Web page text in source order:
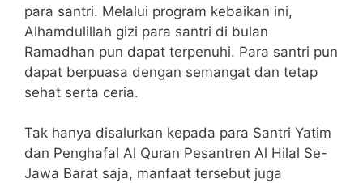
para santri. Melalui program kebaikan ini,
Alhamdulillah gizi para santri di bulan
Ramadhan pun dapat terpenuhi. Para santri pun
dapat berpuasa dengan semangat dan tetap
sehat serta ceria.
Tak hanya disalurkan kepada para Santri Yatim
dan Penghafal Al Quran Pesantren Al Hilal Se-
Jawa Barat saja, manfaat tersebut juga